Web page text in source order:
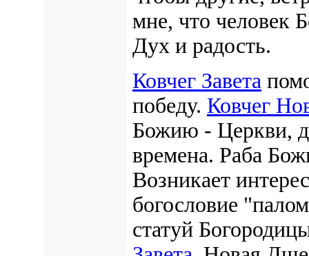
мне, что человек
Дух и радость.
Ковчег Завета
победу. Ковчег
Божию - Церкви,
времена. Раба
Возникает
богословие
статуй